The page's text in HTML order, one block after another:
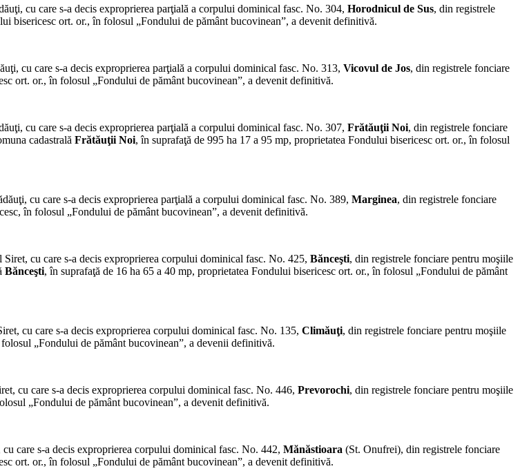
cu care s-a decis exproprierea parţială a corpului dominical fasc. No. 304, Horodnicul de Sus, din registrele
bisericesc ort. or., în fo­losul „Fondului de pământ bucovinean”, a de­venit definitivă.
cu care s-a decis exproprierea parţială a corpului dominical fasc. No. 313, Vicovul de Jos, din registrele fonciare
ort. or., în folosul „Fondului de pământ bucovinean”, a devenit definitivă.
cu care s-a decis exproprierea parţială a corpului dominical fasc. No. 307, Frătăuţii Noi, din registrele fonciare
cadastrală Frătăuţii Noi, în suprafaţă de 995 ha 17 a 95 mp, proprietatea Fondului bisericesc ort. or., în folosul
cu care s-a decis exproprierea parţială a corpului dominical fasc. No. 389, Marginea, din registrele fonciare
în folosul „Fondului de pă­mânt bucovinean”, a devenit definitivă.
cu care s-a decis exproprierea corpului dominical fasc. No. 425, Bănceşti, din registrele fonciare pentru moşiile
Bănceşti, în suprafaţă de 16 ha 65 a 40 mp, proprietatea Fondului bisericesc ort. or., în folosul „Fondului de pământ
cu care s-a decis exproprierea corpului dominical fasc. No. 135, Climăuţi, din registrele fonciare pentru moşiile
„Fondului de pământ buco­vinean”, a devenii definitivă.
cu care s-a decis exproprierea corpului dominical fasc. No. 446, Prevorochi, din registrele fonciare pentru moşiile
„Fondului de pământ bucovinean”, a devenit definitivă.
care s-a decis exproprierea corpului dominical fasc. No. 442, Mănăstioara (St. Onufrei), din re­gistrele fonciare
ort. or., în folosul „Fondului de pământ bucovinean”, a devenit definitivă.